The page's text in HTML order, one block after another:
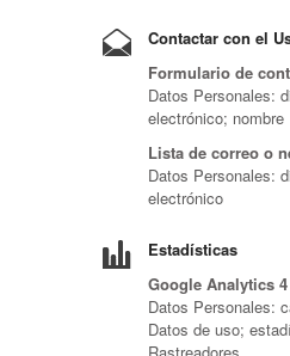
Contactar con el
Formulario de
Datos Personales:
electrónico; nombre
Lista de correo o
Datos Personales:
electrónico
Estadísticas
Google Analytics 4
Datos Personales:
Datos de uso;